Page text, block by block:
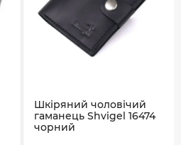
Шкіряний чоловічий
гаманець Shvigel 16474
чорний